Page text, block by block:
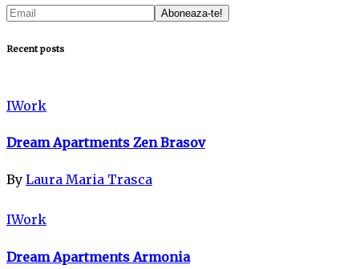
Recent posts
IWork
Dream Apartments Zen Brasov
By Laura Maria Trasca
IWork
Dream Apartments Armonia